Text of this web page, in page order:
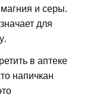
и серы.
для
в аптеке
напичкан